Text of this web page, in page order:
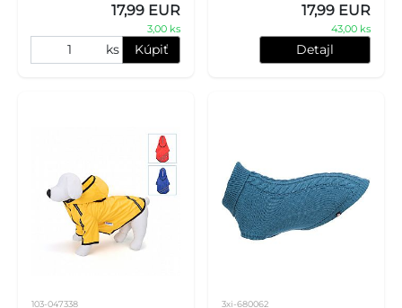
17,99 EUR
3,00 ks
ks Kúpiť
17,99 EUR
43,00 ks
Detajl
103-047338 3xi-680062